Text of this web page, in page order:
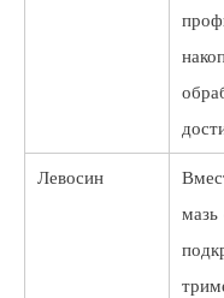
Левосин
мазь